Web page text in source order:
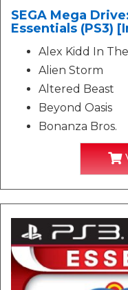
SEGA Mega
Essentials (PS3)
Alex Kidd In
Alien Storm
Altered Beast
Beyond Oasis
Bonanza Bros.